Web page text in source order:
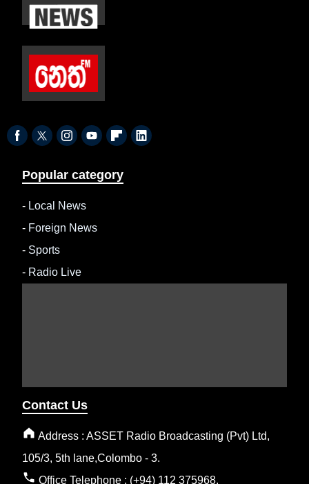
Popular category
- Local News
- Foreign News
- Sports
- Radio Live
Contact Us
Address : ASSET Radio Broadcasting (Pvt) Ltd,
105/3, 5th lane,Colombo - 3.
Office Telephone : (+94) 112 375968.